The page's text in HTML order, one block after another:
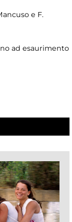
e F.
ad esaurimento